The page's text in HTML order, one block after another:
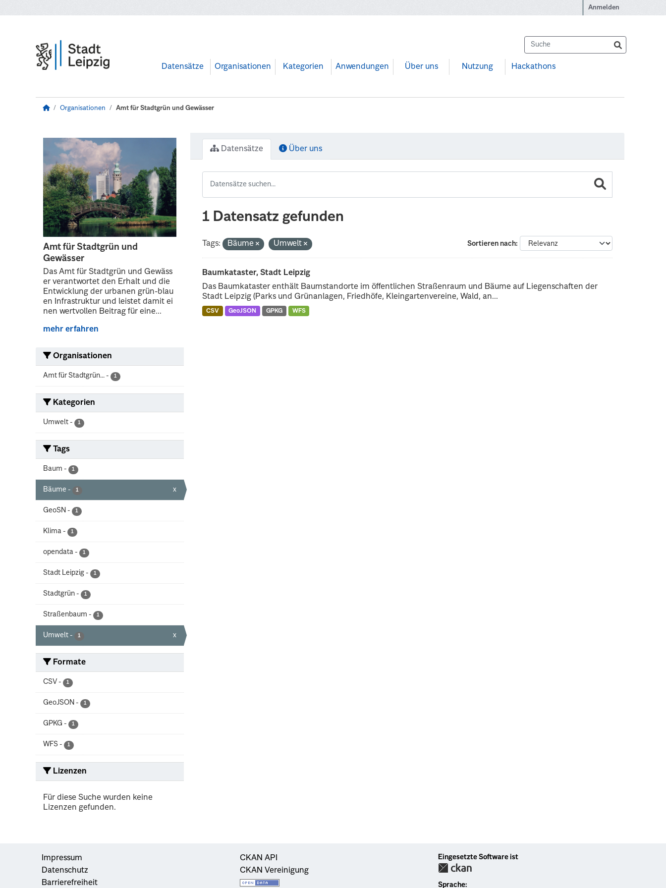
Anmelden
Datensätze Organisationen Kategorien Anwendungen Über uns Nutzung Hackathons
Organisationen Amt für Stadtgrün und Gewässer
Amt für Stadtgrün und
Gewässer
Das Amt für Stadtgrün und Gewäss
er verantwortet den Erhalt und die
Entwicklung der urbanen grün-blau
en Infrastruktur und leistet damit ei
nen wertvollen Beitrag für eine...
mehr erfahren
Organisationen
Amt für Stadtgrün... - 1
Kategorien
Umwelt - 1
Tags
Baum - 1
Bäume - 1 x
GeoSN - 1
Klima - 1
opendata - 1
Stadt Leipzig - 1
Stadtgrün - 1
Straßenbaum - 1
Umwelt - 1 x
Formate
CSV - 1
GeoJSON - 1
GPKG - 1
WFS - 1
Lizenzen
Für diese Suche wurden keine
Lizenzen gefunden.
Datensätze Über uns
1 Datensatz gefunden
Sortieren nach
Tags: Bäume Umwelt
Baumkataster, Stadt Leipzig
Das Baumkataster enthält Baumstandorte im öffentlichen Straßenraum und Bäume auf Liegenschaften der
Stadt Leipzig (Parks und Grünanlagen, Friedhöfe, Kleingartenvereine, Wald, an...
CSV GeoJSON GPKG WFS
Impressum
Datenschutz
Barrierefreiheit
CKAN API
CKAN Vereinigung
Eingesetzte Software ist
Sprache